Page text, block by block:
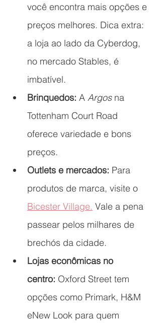
você encontra mais opções e
preços melhores. Dica extra:
a loja ao lado da Cyberdog,
no mercado Stables, é
imbatível.
Brinquedos: A Argos na
Tottenham Court Road
oferece variedade e bons
preços.
Outlets e mercados: Para
produtos de marca, visite o
Bicester Village. Vale a pena
passear pelos milhares de
brechós da cidade.
Lojas econômicas no
centro: Oxford Street tem
opções como Primark, H&M
eNew Look para quem